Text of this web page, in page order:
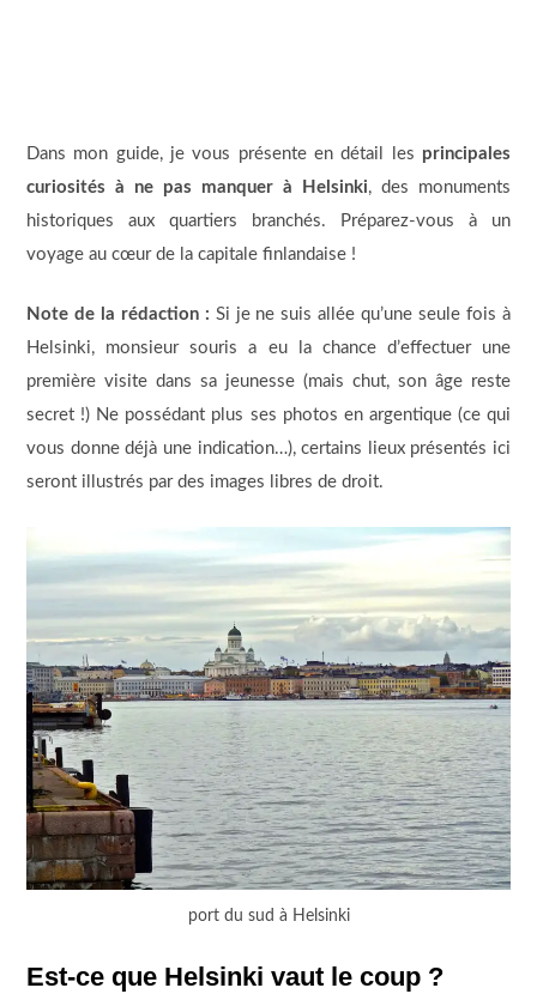
Dans mon guide, je vous présente en détail les principales
curiosités à ne pas manquer à Helsinki, des monuments
historiques aux quartiers branchés. Préparez-vous à un
voyage au cœur de la capitale finlandaise !
Note de la rédaction : Si je ne suis allée qu’une seule fois à
Helsinki, monsieur souris a eu la chance d’effectuer une
première visite dans sa jeunesse (mais chut, son âge reste
secret !) Ne possédant plus ses photos en argentique (ce qui
vous donne déjà une indication…), certains lieux présentés ici
seront illustrés par des images libres de droit.
port du sud à Helsinki
Est-ce que Helsinki vaut le coup ?